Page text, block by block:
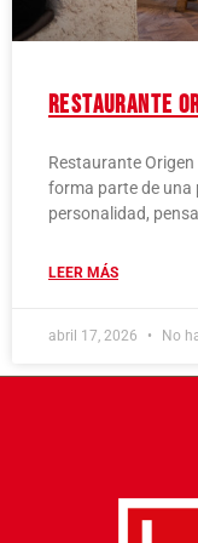
Restaurante
Restaurante
forma parte de una
personalidad,
LEER MÁS
abril 17, 2026 No